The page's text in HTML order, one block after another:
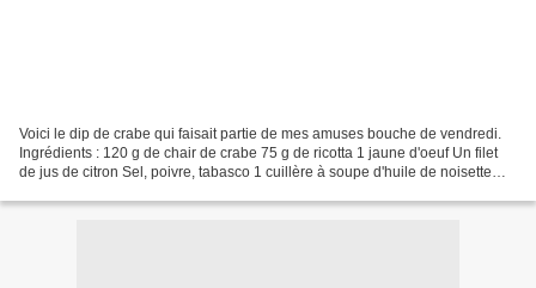
Voici le dip de crabe qui faisait partie de mes amuses bouche de vendredi.
Ingrédients : 120 g de chair de crabe 75 g de ricotta 1 jaune d'oeuf Un filet
de jus de citron Sel, poivre, tabasco 1 cuillère à soupe d'huile de noisette